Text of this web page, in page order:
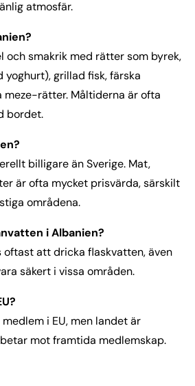
atmosfär.
och smakrik med rätter som byrek,
yoghurt), grillad fisk, färska
meze-rätter. Måltiderna är ofta
bordet.
billigare än Sverige. Mat,
är ofta mycket prisvärda, särskilt
områdena.
i Albanien?
oftast att dricka flaskvatten, även
säkert i vissa områden.
i EU, men landet är
mot framtida medlemskap.